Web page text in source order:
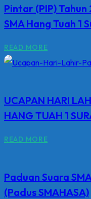
Pintar (PIP) Tahun
SMA Hang Tuah 1
READ MORE
UCAPAN HARI
HANG TUAH 1
READ MORE
Paduan Suara
(Padus SMAHASA)